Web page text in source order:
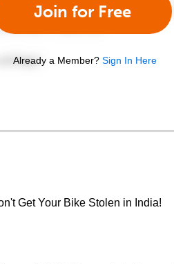
Join for Free
Already a Member? Sign In Here
Get Your Bike Stolen in India!